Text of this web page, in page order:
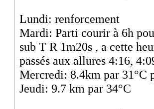
Lundi: renforcement
Mardi: Parti courir à 6h
sub T R 1m20s , a cette
passés aux allures 4:16,
Mercredi: 8.4km par 31°C
Jeudi: 9.7 km par 34°C